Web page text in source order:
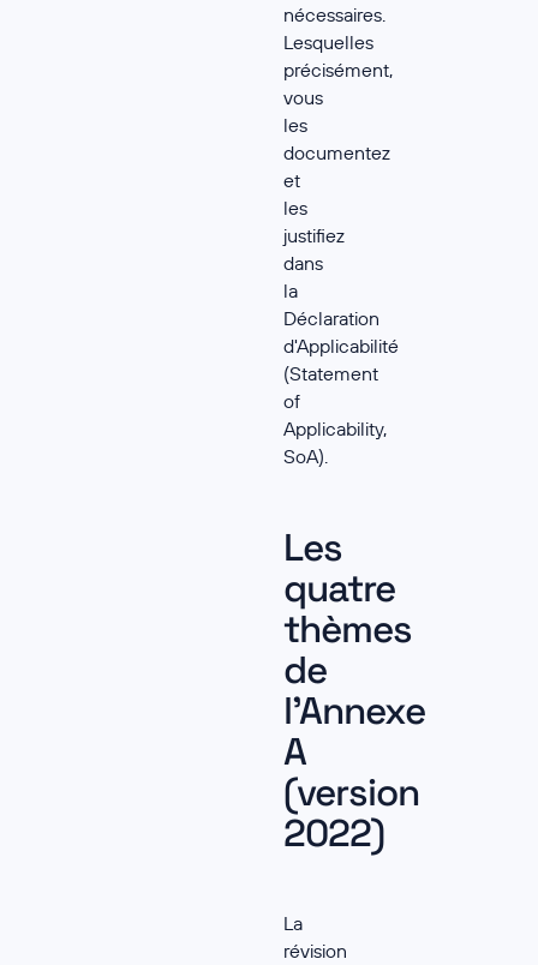
nécessaires.
Lesquelles
précisément,
vous
les
documentez
et
les
justifiez
dans
la
Déclaration
d'Applicabilité
(Statement
of
Applicability,
SoA).
Les
quatre
thèmes
de
l'Annexe
A
(version
2022)
La
révision